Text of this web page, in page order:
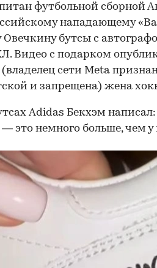
футбольной сборной
нападающему
Овечкину бутсы с
Видео с подарком
сети Meta
и запрещена) жена
Adidas Бекхэм
это немного больше, чем у